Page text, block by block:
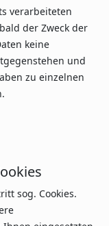
verarbeiteten
der Zweck der
keine
und
zu einzelnen
sog. Cookies.